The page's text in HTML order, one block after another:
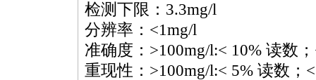
检测下限：3.3mg/l
分辨率：<1mg/l
准确度：>100mg/l:< 10% 读数
重现性：>100mg/l:< 5% 读数